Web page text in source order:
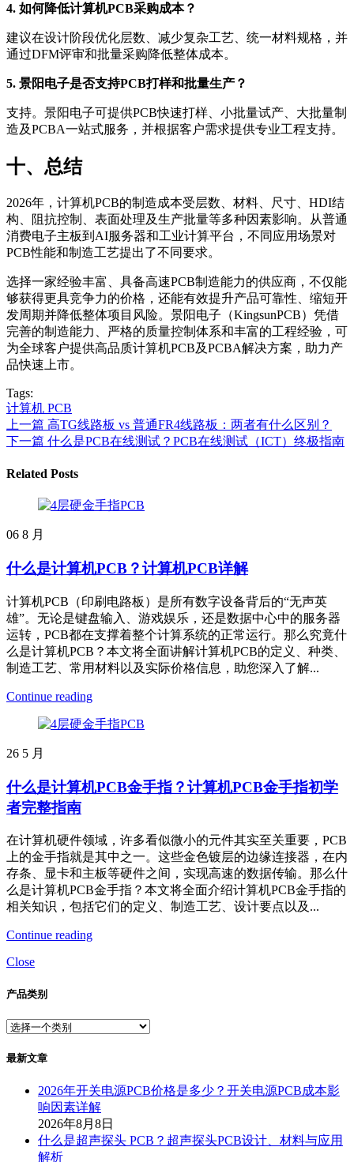
4. 如何降低计算机PCB采购成本？
建议在设计阶段优化层数、减少复杂工艺、统一材料规格，并
通过DFM评审和批量采购降低整体成本。
5. 景阳电子是否支持PCB打样和批量生产？
支持。景阳电子可提供PCB快速打样、小批量试产、大批量制
造及PCBA一站式服务，并根据客户需求提供专业工程支持。
十、总结
2026年，计算机PCB的制造成本受层数、材料、尺寸、HDI结
构、阻抗控制、表面处理及生产批量等多种因素影响。从普通
消费电子主板到AI服务器和工业计算平台，不同应用场景对
PCB性能和制造工艺提出了不同要求。
选择一家经验丰富、具备高速PCB制造能力的供应商，不仅能
够获得更具竞争力的价格，还能有效提升产品可靠性、缩短开
发周期并降低整体项目风险。景阳电子（KingsunPCB）凭借
完善的制造能力、严格的质量控制体系和丰富的工程经验，可
为全球客户提供高品质计算机PCB及PCBA解决方案，助力产
品快速上市。
Tags:
计算机 PCB
上一篇 高TG线路板 vs 普通FR4线路板：两者有什么区别？
下一篇 什么是PCB在线测试？PCB在线测试（ICT）终极指南
Related Posts
06 8 月
什么是计算机PCB？计算机PCB详解
计算机PCB（印刷电路板）是所有数字设备背后的“无声英
雄”。无论是键盘输入、游戏娱乐，还是数据中心中的服务器
运转，PCB都在支撑着整个计算系统的正常运行。那么究竟什
么是计算机PCB？本文将全面讲解计算机PCB的定义、种类、
制造工艺、常用材料以及实际价格信息，助您深入了解...
Continue reading
26 5 月
什么是计算机PCB金手指？计算机PCB金手指初学
者完整指南
在计算机硬件领域，许多看似微小的元件其实至关重要，PCB
上的金手指就是其中之一。这些金色镀层的边缘连接器，在内
存条、显卡和主板等硬件之间，实现高速的数据传输。那么什
么是计算机PCB金手指？本文将全面介绍计算机PCB金手指的
相关知识，包括它们的定义、制造工艺、设计要点以及...
Continue reading
Close
产品类别
最新文章
2026年开关电源PCB价格是多少？开关电源PCB成本影
响因素详解
2026年8月8日
什么是超声探头 PCB？超声探头PCB设计、材料与应用
解析